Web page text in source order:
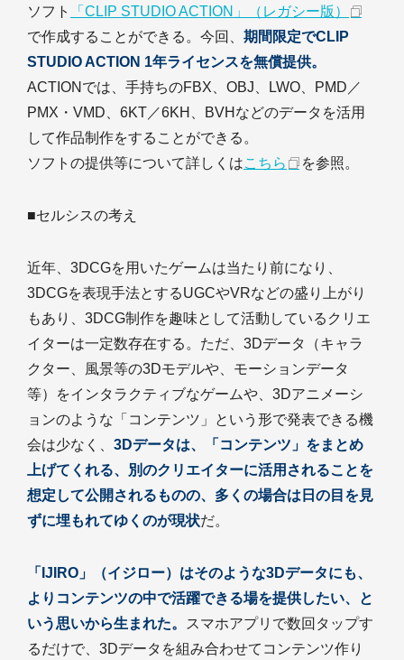
ソフト
「CLIP STUDIO ACTION」（レガシー版）
で作成することができる。今回、 期間限定でCLIP
STUDIO ACTION 1年ライセンスを無償提供。
ACTIONでは、手持ちのFBX、OBJ、LWO、PMD／
PMX・VMD、6KT／6KH、BVHなどのデータを活用
して作品制作をすることができる。
ソフトの提供等について詳しくはこちら を参照。
■セルシスの考え
近年、3DCGを用いたゲームは当たり前になり、
3DCGを表現手法とするUGCやVRなどの盛り上がり
もあり、3DCG制作を趣味として活動しているクリエ
イターは一定数存在する。ただ、3Dデータ（キャラ
クター、風景等の3Dモデルや、モーションデータ
等）をインタラクティブなゲームや、3Dアニメーシ
ョンのような「コンテンツ」という形で発表できる機
会は少なく、 3Dデータは、「コンテンツ」をまとめ
上げてくれる、別のクリエイターに活用されることを
想定して公開されるものの、多くの場合は日の目を見
ずに埋もれてゆくのが現状だ。
「IJIRO」（イジロー）はそのような3Dデータにも、
よりコンテンツの中で活躍できる場を提供したい、と
いう思いから生まれた。
スマホアプリで数回タップす
るだけで、3Dデータを組み合わせてコンテンツ作り